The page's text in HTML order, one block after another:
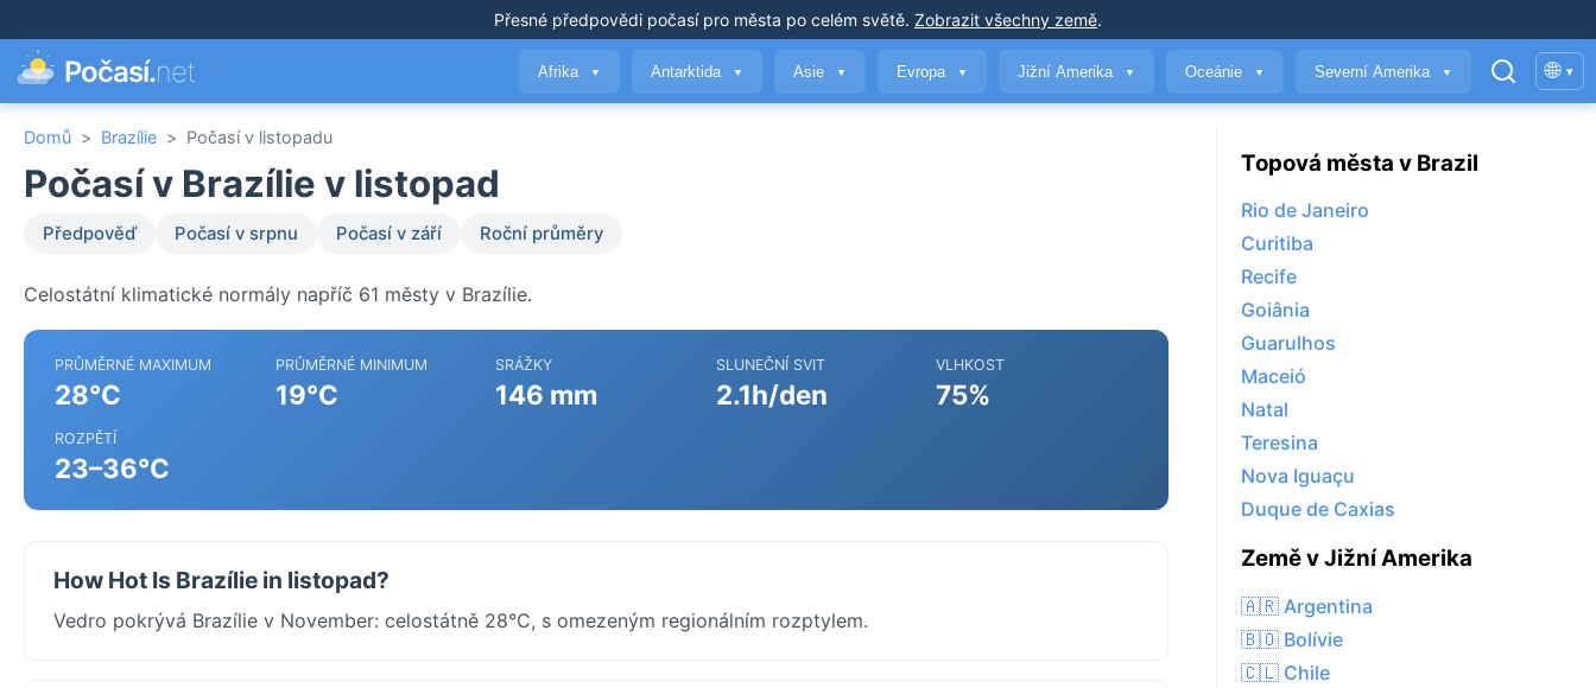
Přesné předpovědi počasípro města po celém světě. Zobrazit všechny země.
Počasí.net Afrika ▼ Antarktida ▼ Asie ▼ Evropa ▼ Jižní Amerika ▼ Oceánie ▼ Severní Amerika ▼ 🌐 ▾
Domů > Brazílie > Počasí v listopadu
Počasí v Brazílie v listopad
Předpověď Počasí v srpnu Počasí v září Roční průměry
Celostátní klimatické normály napříč 61 městy v Brazílie.
PRŮMĚRNÉ MAXIMUM
28°C
PRŮMĚRNÉ MINIMUM
19°C
SRÁŽKY
146 mm
SLUNEČNÍ SVIT
2.1h/den
VLHKOST
75%
ROZPĚTÍ
23–36°C
How Hot Is Brazílie in listopad?
Vedro pokrývá Brazílie v November: celostátně 28°C, s omezeným regionálním rozptylem.
Topová města v Brazil
Rio de Janeiro
Curitiba
Recife
Goiânia
Guarulhos
Maceió
Natal
Teresina
Nova Iguaçu
Duque de Caxias
Země v Jižní Amerika
🇦🇷 Argentina
🇧🇴 Bolívie
🇨🇱 Chile